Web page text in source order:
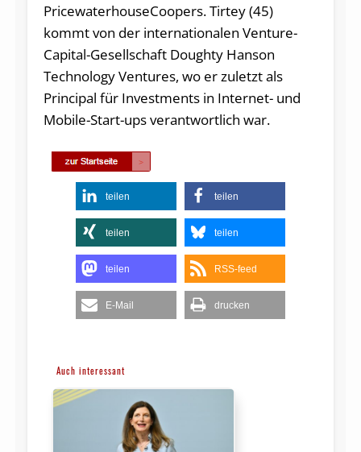
PricewaterhouseCoopers. Tirtey (45)
kommt von der internationalen Venture-
Capital-Gesellschaft Doughty Hanson
Technology Ventures, wo er zuletzt als
Principal für Investments in Internet- und
Mobile-Start-ups verantwortlich war.
teilen teilen
teilen teilen
teilen RSS-feed
E-Mail drucken
Auch interessant